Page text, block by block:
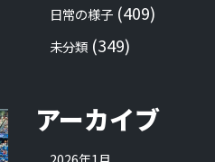
日常の様子 (409)
未分類 (349)
アーカイブ